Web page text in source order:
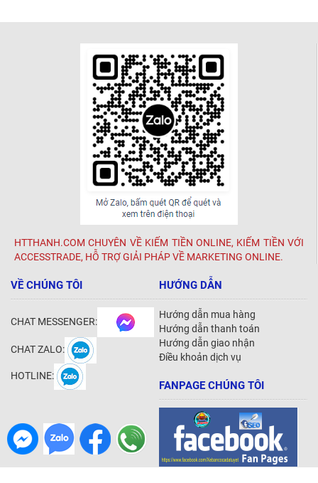
HTTHANH.COM CHUYÊN VỀ KIẾM TIỀN ONLINE, KIẾM TIỀN VỚI
ACCESSTRADE, HỖ TRỢ GIẢI PHÁP VỀ MARKETING ONLINE.
VỀ CHÚNG TÔI
CHAT MESSENGER:
CHAT ZALO:
HOTLINE:
HƯỚNG DẪN
Hướng dẫn mua hàng
Hướng dẫn thanh toán
Hướng dẫn giao nhận
Điều khoản dịch vụ
FANPAGE CHÚNG TÔI